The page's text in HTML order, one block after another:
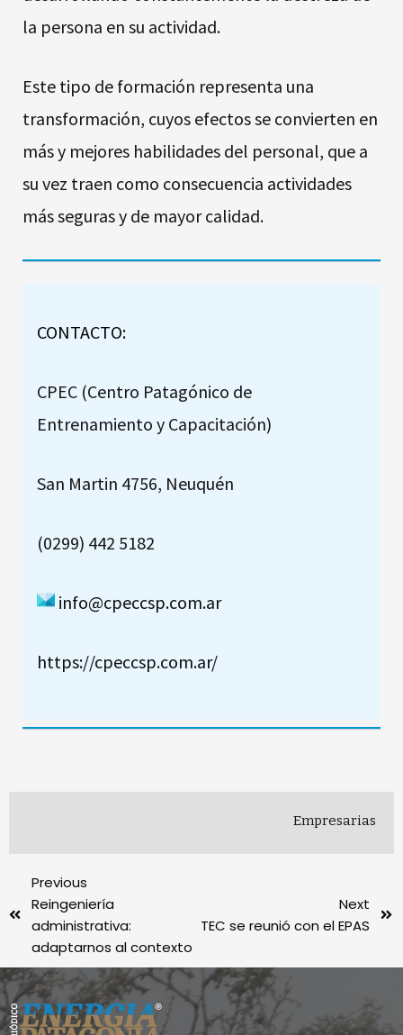
la persona en su actividad.
Este tipo de formación representa una
transformación, cuyos efectos se convierten en
más y mejores habilidades del personal, que a
su vez traen como consecuencia actividades
más seguras y de mayor calidad.
CONTACTO:
CPEC (Centro Patagónico de
Entrenamiento y Capacitación)
San Martin 4756, Neuquén
(0299) 442 5182
info@cpeccsp.com.ar
https://cpeccsp.com.ar/
Empresarias
Previous
Reingeniería
administrativa:
adaptarnos al contexto
Next
TEC se reunió con el EPAS